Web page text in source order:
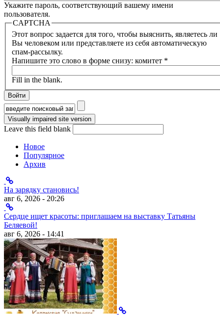
Укажите пароль, соответствующий вашему имени
пользователя.
CAPTCHA
Этот вопрос задается для того, чтобы выяснить, являетесь ли
Вы человеком или представляете из себя автоматическую
спам-рассылку.
Напишите это слово в форме снизу: комитет *
Fill in the blank.
Форма поиска
Leave this field blank
Новое
Популярное
Архив
На зарядку становись!
авг 6, 2026 - 20:26
Сердце ищет красоты: приглашаем на выставку Татьяны
Беляевой!
авг 6, 2026 - 14:41